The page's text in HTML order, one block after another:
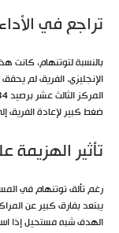
تراجع في
بالنسبة لتوتنهام، كانت
الإنجليزي. الفريق لم
ضغط كبير لإعادة الفريق
تأثير
رغم تألق توتنهام في
يبتعد بفارق كبير عن
الهدف شبه مستحيل إذا